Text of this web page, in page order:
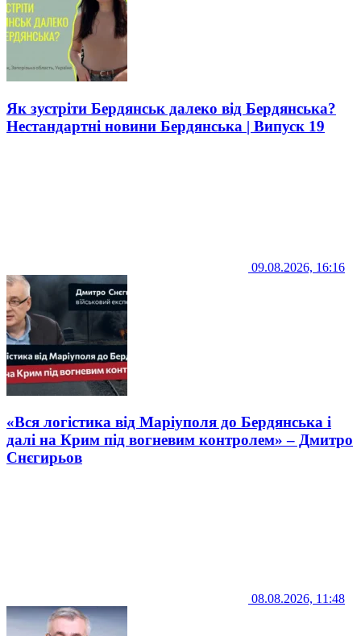
Як зустріти Бердянськ далеко від Бердянська?
Нестандартні новини Бердянська | Випуск 19
09.08.2026, 16:16
«Вся логістика від Маріуполя до Бердянська і
далі на Крим під вогневим контролем» – Дмитро
Снєгирьов
08.08.2026, 11:48